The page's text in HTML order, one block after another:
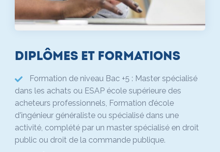
Diplômes et formations
Formation de niveau Bac +5 : Master spécialisé
dans les achats ou ESAP école supérieure des
acheteurs professionnels, Formation d’école
d'ingénieur généraliste ou spécialisé dans une
activité, complété par un master spécialisé en droit
public ou droit de la commande publique.